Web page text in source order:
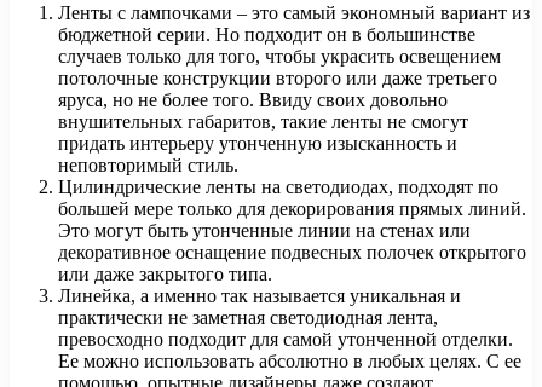
Ленты с лампочками – это самый экономный вариант из
бюджетной серии. Но подходит он в большинстве
случаев только для того, чтобы украсить освещением
потолочные конструкции второго или даже третьего
яруса, но не более того. Ввиду своих довольно
внушительных габаритов, такие ленты не смогут
придать интерьеру утонченную изысканность и
неповторимый стиль.
Цилиндрические ленты на светодиодах, подходят по
большей мере только для декорирования прямых линий.
Это могут быть утонченные линии на стенах или
декоративное оснащение подвесных полочек открытого
или даже закрытого типа.
Линейка, а именно так называется уникальная и
практически не заметная светодиодная лента,
превосходно подходит для самой утонченной отделки.
Ее можно использовать абсолютно в любых целях. С ее
помощью, опытные дизайнеры даже создают